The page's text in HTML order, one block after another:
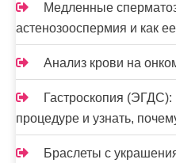
Медленные
астенозооспермия и как
Анализ крови на
Гастроскопия (ЭГДС):
процедуре и узнать,
Браслеты с